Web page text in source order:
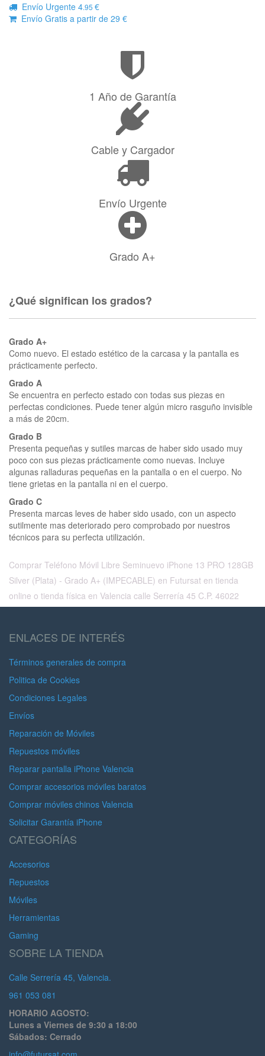
Envío Urgente 4.95 €
Envío Gratis a partir de 29 €
1 Año de Garantía
Cable y Cargador
Envío Urgente
Grado A+
¿Qué significan los grados?
Grado A+
Como nuevo. El estado estético de la carcasa y la pantalla es
prácticamente perfecto.
Grado A
Se encuentra en perfecto estado con todas sus piezas en
perfectas condiciones. Puede tener algún micro rasguño invisible
a más de 20cm.
Grado B
Presenta pequeñas y sutiles marcas de haber sido usado muy
poco con sus piezas prácticamente como nuevas. Incluye
algunas ralladuras pequeñas en la pantalla o en el cuerpo. No
tiene grietas en la pantalla ni en el cuerpo.
Grado C
Presenta marcas leves de haber sido usado, con un aspecto
sutilmente mas deteriorado pero comprobado por nuestros
técnicos para su perfecta utilización.
Comprar Teléfono Móvil Libre Seminuevo iPhone 13 PRO 128GB
Silver (Plata) - Grado A+ (IMPECABLE) en Futursat en tienda
online o tienda física en Valencia calle Serrería 45 C.P. 46022
ENLACES DE INTERÉS
Términos generales de compra
Politica de Cookies
Condiciones Legales
Envíos
Reparación de Móviles
Repuestos móviles
Reparar pantalla iPhone Valencia
Comprar accesorios móviles baratos
Comprar móviles chinos Valencia
Solicitar Garantía iPhone
CATEGORÍAS
Accesorios
Repuestos
Móviles
Herramientas
Gaming
SOBRE LA TIENDA
Calle Serrería 45, Valencia.
961 053 081
HORARIO AGOSTO:
Lunes a Viernes de 9:30 a 18:00
Sábados: Cerrado